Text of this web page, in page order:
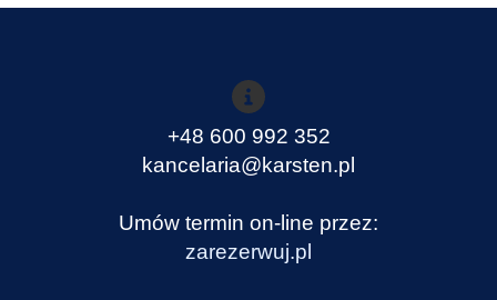
+48 600 992 352
kancelaria@karsten.pl
Umów termin on-line przez:
zarezerwuj.pl